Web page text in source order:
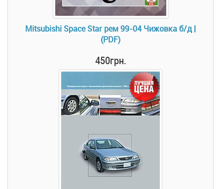
Mitsubishi Space Star рем 99-04 Чижовка б/д |
(PDF)
450грн.